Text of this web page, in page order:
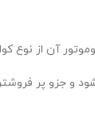
آن از نوع
و جزو پر